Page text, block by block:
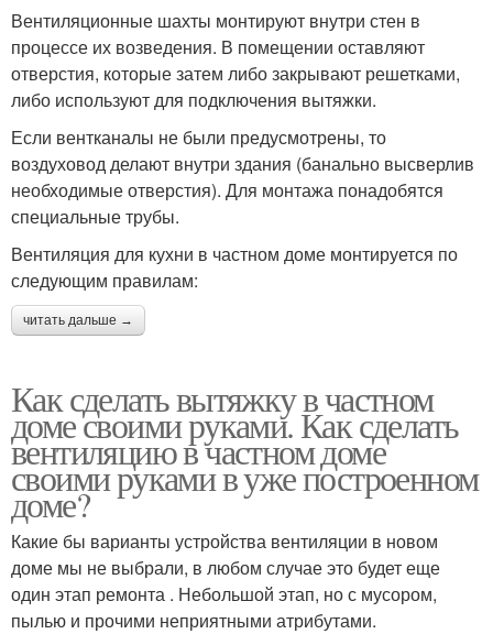
Вентиляционные шахты монтируют внутри стен в
процессе их возведения. В помещении оставляют
отверстия, которые затем либо закрывают решетками,
либо используют для подключения вытяжки.
Если вентканалы не были предусмотрены, то
воздуховод делают внутри здания (банально высверлив
необходимые отверстия). Для монтажа понадобятся
специальные трубы.
Вентиляция для кухни в частном доме монтируется по
следующим правилам:
читать дальше →
Как сделать вытяжку в частном
доме своими руками. Как сделать
вентиляцию в частном доме
своими руками в уже построенном
доме?
Какие бы варианты устройства вентиляции в новом
доме мы не выбрали, в любом случае это будет еще
один этап ремонта . Небольшой этап, но с мусором,
пылью и прочими неприятными атрибутами.